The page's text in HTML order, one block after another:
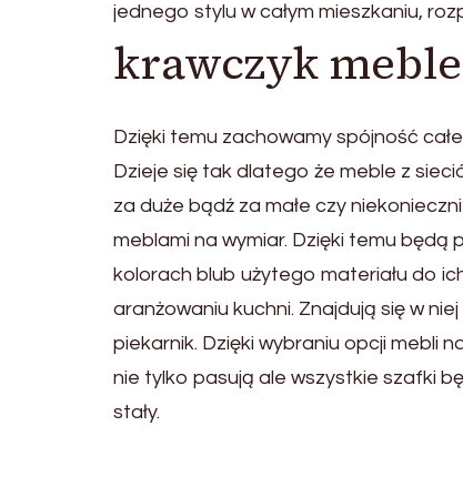
jednego stylu w całym mieszkaniu,
krawczyk meble
Dzięki temu zachowamy spójność
Dzieje się tak dlatego że meble z
za duże bądź za małe czy
meblami na wymiar. Dzięki temu
kolorach blub użytego materiału do
aranżowaniu kuchni. Znajdują się w
piekarnik. Dzięki wybraniu opcji mebli
nie tylko pasują ale wszystkie szafki
stały.